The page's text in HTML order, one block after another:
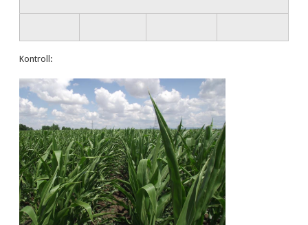
Kontroll: